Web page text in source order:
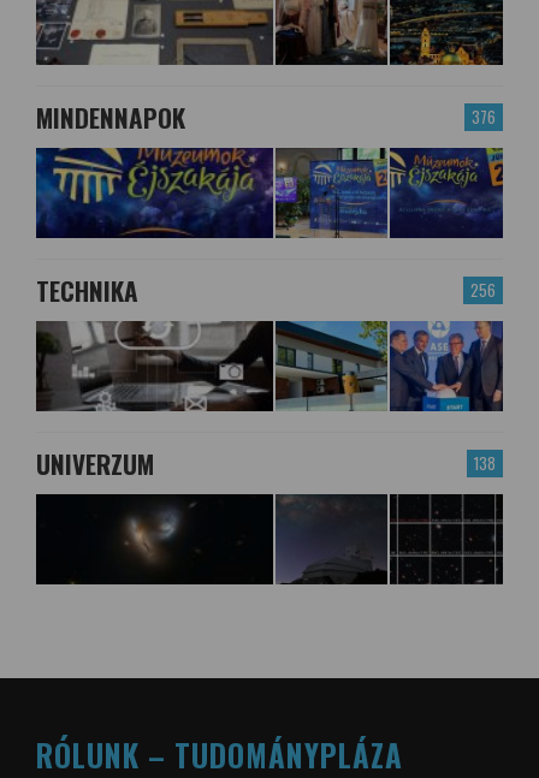
376
MINDENNAPOK
256
TECHNIKA
138
UNIVERZUM
RÓLUNK – TUDOMÁNYPLÁZA